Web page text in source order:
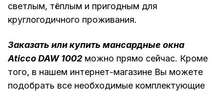
светлым, тёплым и пригодным для
круглогодичного проживания.
Заказать или купить мансардные окна
Aticco DAW 1002 можно прямо сейчас. Кроме
того, в нашем интернет-магазине Вы можете
подобрать все необходимые комплектующие